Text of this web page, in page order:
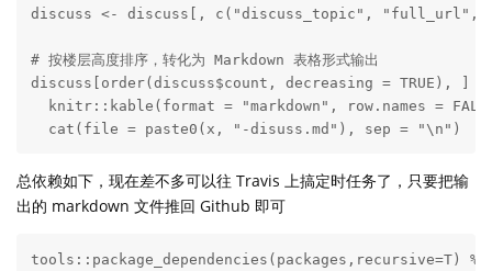
discuss <- discuss[, c("discuss_topic", "full_url",
# 按楼层高度排序，转化为 Markdown 表格形式输出
discuss[order(discuss$count, decreasing = TRUE), ]
knitr::kable(format = "markdown", row.names =
  cat(file = paste0(x, "-disuss.md"), sep = "\n")
总依赖如下，现在差不多可以往 Travis 上搞定时任务了，只要把输
出的 markdown 文件推回 Github 即可
tools::package_dependencies(packages,recursive=T)